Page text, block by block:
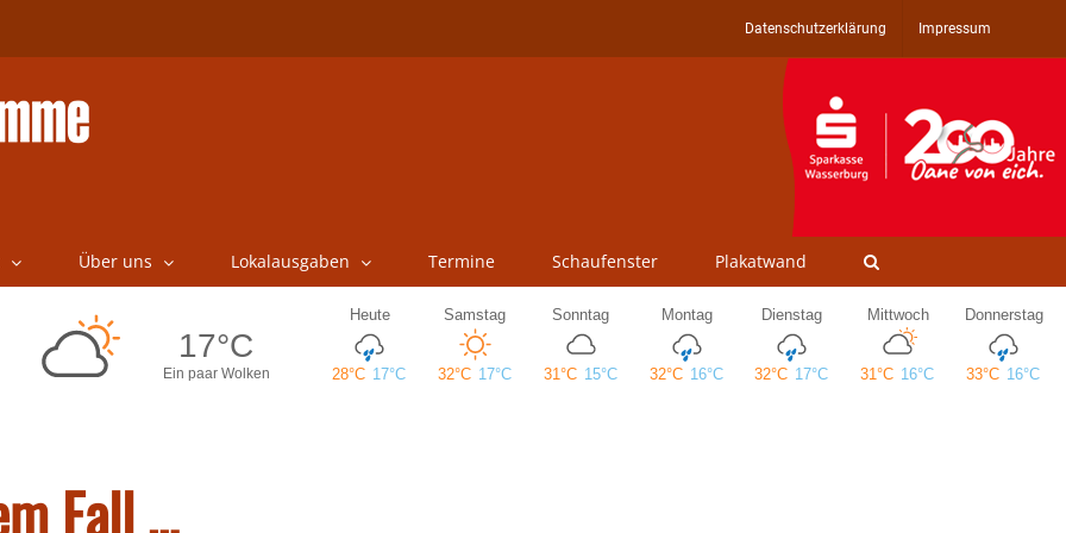
Datenschutzerklärung Impressum
Über uns Lokalausgaben Termine Schaufenster Plakatwand
Fall …